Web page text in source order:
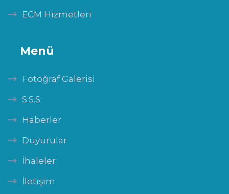
ECM Hizmetleri
Menü
Fotoğraf Galerisi
S.S.S
Haberler
Duyurular
İhaleler
İletişim